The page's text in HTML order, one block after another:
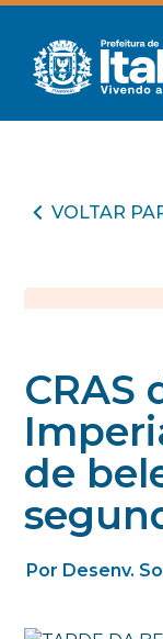
VOLTAR
CRAS
de
Por Desenv.